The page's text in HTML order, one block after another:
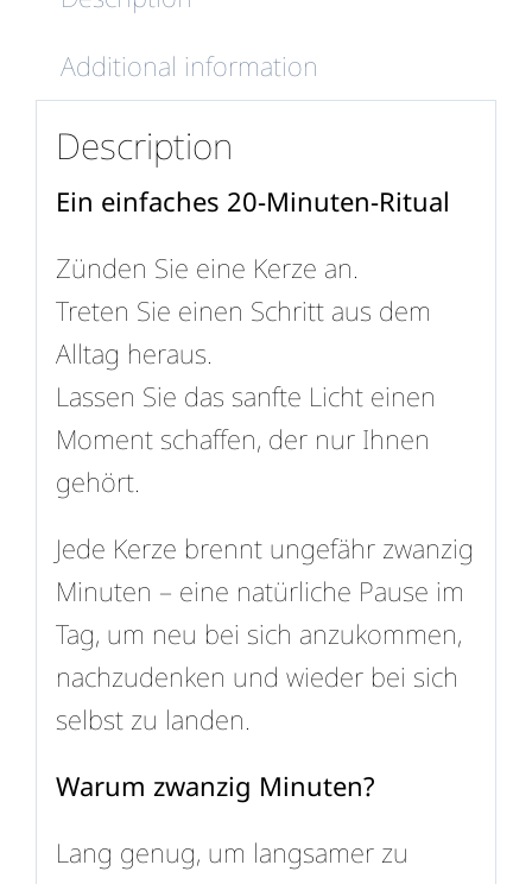
Additional information
Description
Ein einfaches 20-Minuten-Ritual
Zünden Sie eine Kerze an.
Treten Sie einen Schritt aus dem
Alltag heraus.
Lassen Sie das sanfte Licht einen
Moment schaffen, der nur Ihnen
gehört.
Jede Kerze brennt ungefähr zwanzig
Minuten – eine natürliche Pause im
Tag, um neu bei sich anzukommen,
nachzudenken und wieder bei sich
selbst zu landen.
Warum zwanzig Minuten?
Lang genug, um langsamer zu